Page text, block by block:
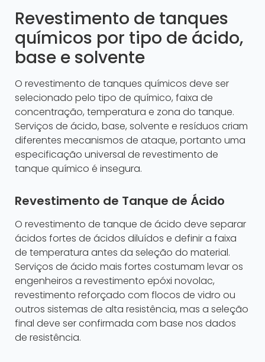
Revestimento de tanques
químicos por tipo de ácido,
base e solvente
O revestimento de tanques químicos deve ser
selecionado pelo tipo de químico, faixa de
concentração, temperatura e zona do tanque.
Serviços de ácido, base, solvente e resíduos criam
diferentes mecanismos de ataque, portanto uma
especificação universal de revestimento de
tanque químico é insegura.
Revestimento de Tanque de Ácido
O revestimento de tanque de ácido deve separar
ácidos fortes de ácidos diluídos e definir a faixa
de temperatura antes da seleção do material.
Serviços de ácido mais fortes costumam levar os
engenheiros a revestimento epóxi novolac,
revestimento reforçado com flocos de vidro ou
outros sistemas de alta resistência, mas a seleção
final deve ser confirmada com base nos dados
de resistência.